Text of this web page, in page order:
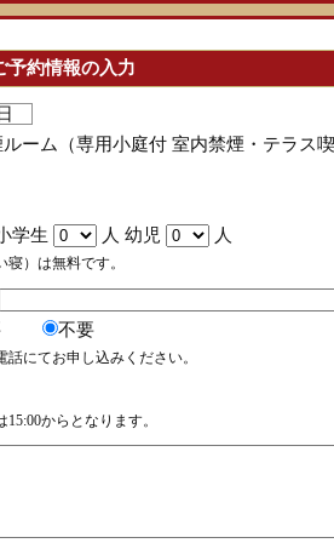
予約情報の入力
ーム（専用小庭付 室内禁煙・テラス
学生 人 幼児 人
）は無料です。
不要
にてお申し込みください。
からとなります。